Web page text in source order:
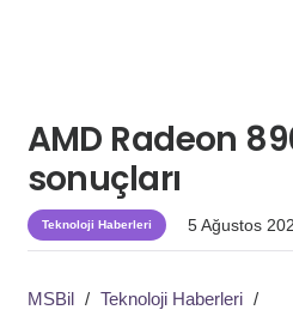
AMD Radeon
sonuçları
Teknoloji Haberleri 5 Ağustos
MSBil / Teknoloji Haberleri /